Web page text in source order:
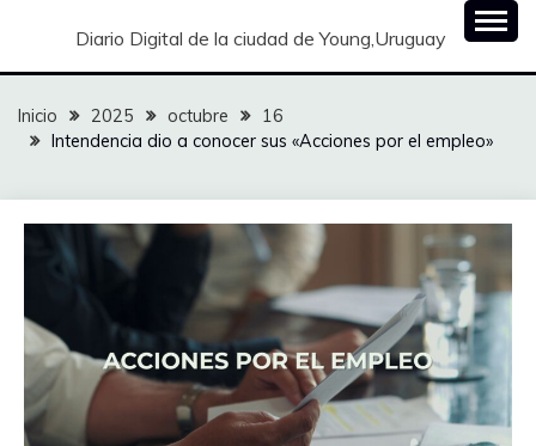
Diario Digital de la ciudad de Young,Uruguay
Inicio 2025 octubre
16
Intendencia dio a conocer sus «Acciones por el empleo»